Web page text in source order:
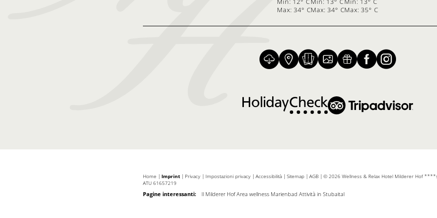
Max: 34° CMax: 34° CMax: 35° C
Home | Imprint | Privacy | Impostazioni privacy | Accessibilità | Sitemap | AGB | © 2026 Wellness & Relax Hotel Milderer Hof
ATU 61657219
Pagine interessanti: Il Milderer HofArea wellness Marienbad Attività in Stubaital